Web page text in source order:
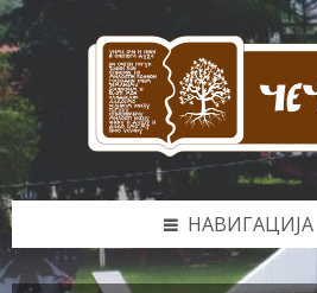
Skip
to
content
Skip
to
left
sidebar
Skip
to
footer
НАВИГАЦИЈА